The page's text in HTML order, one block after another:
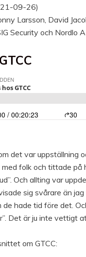
09-26)
Larsson, David
Security och Nordlo
det var uppställning
folk och tittade på
Och allting var
sig svårare än
hade tid före det.
Det är ju inte vettigt
om GTCC: